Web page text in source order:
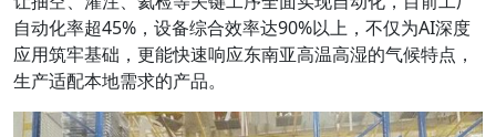
自动化率超45%，设备综合效率达90%以上，不仅为AI深度
应用筑牢基础，更能快速响应东南亚高温高湿的气候特点，
生产适配本地需求的产品。